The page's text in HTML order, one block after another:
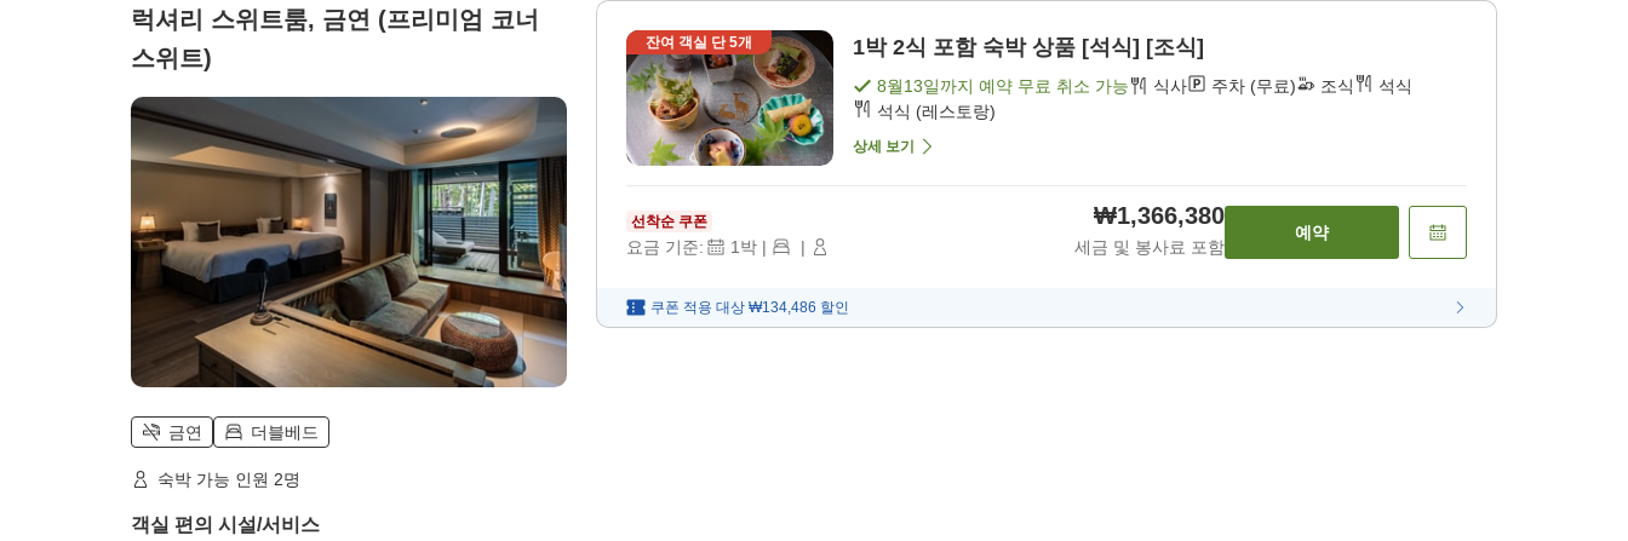
럭셔리 스위트룸, 금연 (프리미엄 코너
스위트)
금연 더블베드
숙박 가능 인원 2명
객실 편의 시설/서비스
잔여 객실 단5개 1박 2식 포함 숙박 상품 [석식] [조식]
8월13일까지 예약 무료 취소 가능 식사 주차 (무료) 조식
석식
석식 (레스토랑)
상세 보기
선착순 쿠폰
요금 기준: 1 박 | |
₩1,366,380
세금 및 봉사료 포함
예약
쿠폰 적용 대상 ₩134,486 할인